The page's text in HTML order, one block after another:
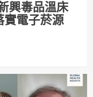
興毒品溫床
實電子菸源